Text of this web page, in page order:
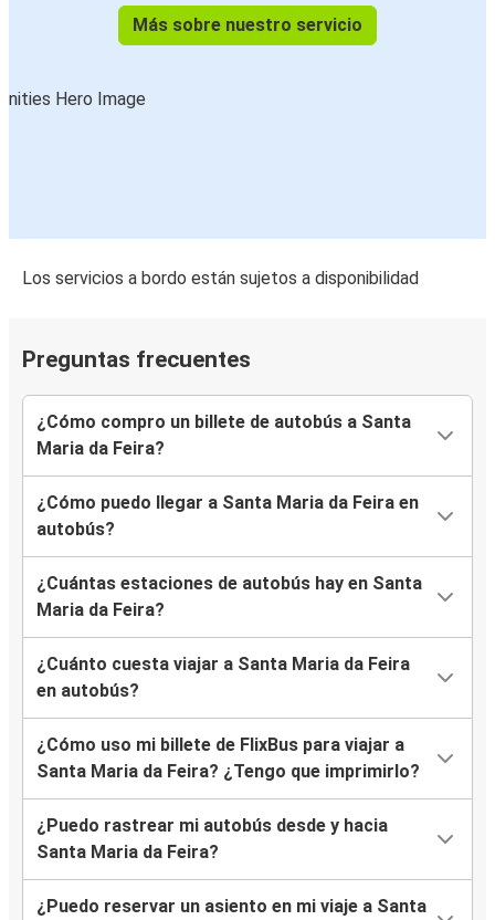
Más sobre nuestro servicio
Los servicios a bordo están sujetos a disponibilidad
Preguntas frecuentes
¿Cómo compro un billete de autobús a Santa
Maria da Feira?
¿Cómo puedo llegar a Santa Maria da Feira en
autobús?
¿Cuántas estaciones de autobús hay en Santa
Maria da Feira?
¿Cuánto cuesta viajar a Santa Maria da Feira
en autobús?
¿Cómo uso mi billete de FlixBus para viajar a
Santa Maria da Feira? ¿Tengo que imprimirlo?
¿Puedo rastrear mi autobús desde y hacia
Santa Maria da Feira?
¿Puedo reservar un asiento en mi viaje a Santa